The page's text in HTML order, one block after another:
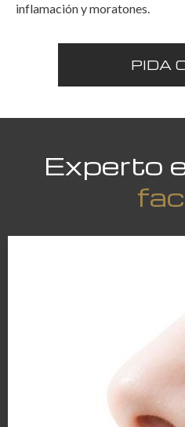
inflamación y moratones.
PIDA
Experto